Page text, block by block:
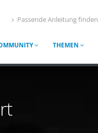
Passende Anleitung finden
THEMEN